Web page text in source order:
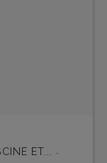
ET...
-